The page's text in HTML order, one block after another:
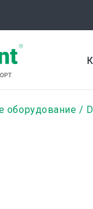
оборудование